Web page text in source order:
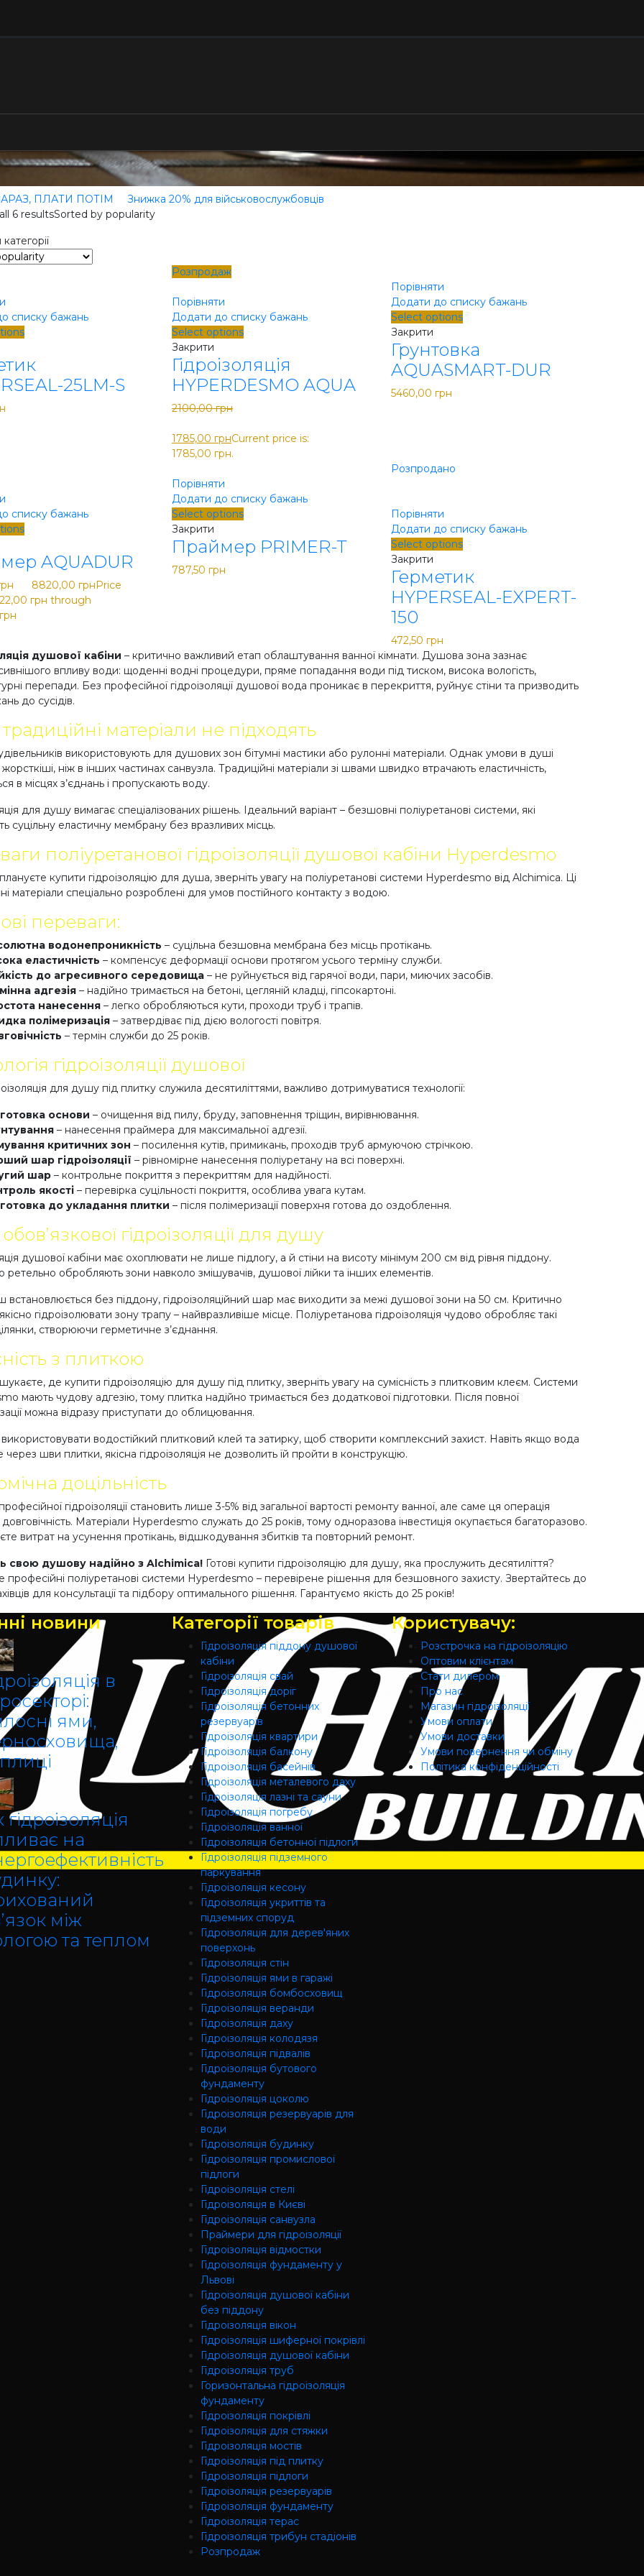
ПЛАТИ ПОТІМ
Знижка 20% для військовослужбовців
6 resultsSorted by popularity
списку бажань
25LM-S
Розпродаж
Порівняти
Додати до списку бажань
Select options
Закрити
Гідроізоляція
HYPERDESMO AQUA
2100,00грн
1785,00 грнCurrent price is:
1785,00 грн.
Порівняти
Додати до списку бажань
Select options
Закрити
Грунтовка
AQUASMART-DUR
5460,00грн
списку бажань
AQUADUR
8820,00 грнPrice
грн through
Порівняти
Додати до списку бажань
Select options
Закрити
Праймер PRIMER-T
787,50 грн
Розпродано
Порівняти
Додати до списку бажань
Select options
Закрити
Герметик
HYPERSEAL-EXPERT-
150
472,50грн
душової кабіни – критично важливий етап облаштування ванної кімнати. Душова зона зазнає
впливу води: щоденні водні процедури, пряме попадання води під тиском, висока вологість,
перепади. Без професійної гідроізоляції душової вода проникає в перекриття, руйнує стіни та призводить
до сусідів.
матеріали не підходять
використовують для душових зон бітумні мастики або рулонні матеріали. Однак умови в душі
ніж в інших частинах санвузла. Традиційні матеріали зі швами швидко втрачають еластичність,
в місцях з’єднань і пропускають воду.
для душу вимагає спеціалізованих рішень. Ідеальний варіант – безшовні поліуретанові системи, які
суцільну еластичну мембрану без вразливих місць.
поліуретанової гідроізоляції душової кабіни Hyperdesmo
купити гідроізоляцію для душа, зверніть увагу на поліуретанові системи Hyperdesmo від Alchimica. Ці
матеріали спеціально розроблені для умов постійного контакту з водою.
переваги:
водонепроникність – суцільна безшовна мембрана без місць протікань.
еластичність – компенсує деформації основи протягом усього терміну служби.
до агресивного середовища– не руйнується від гарячої води, пари, миючих засобів.
адгезія– надійно тримається на бетоні, цегляній кладці, гіпсокартоні.
нанесення– легко обробляються кути, проходи труб і трапів.
полімеризація– затвердіває під дією вологості повітря.
– термін служби до 25 років.
гідроізоляції душової
для душу під плитку служила десятиліттями, важливо дотримуватися технології:
основи – очищення від пилу, бруду, заповнення тріщин, вирівнювання.
– нанесення праймера для максимальної адгезії.
критичних зон – посилення кутів, примикань, проходів труб армуючою стрічкою.
шар гідроізоляції – рівномірне нанесення поліуретану на всі поверхні.
шар– контрольне покриття з перекриттям для надійності.
якості– перевірка суцільності покриття, особлива увага кутам.
до укладання плитки – після полімеризації поверхня готова до оздоблення.
гідроізоляції для душу
душової кабіни має охоплювати не лише підлогу, а й стіни на висоту мінімум 200 см від рівня піддону.
ретельно обробляють зони навколо змішувачів, душової лійки та інших елементів.
без піддону, гідроізоляційний шар має виходити за межі душової зони на 50 см. Критично
гідроізолювати зону трапу – найвразливіше місце. Поліуретанова гідроізоляція чудово обробляє такі
створюючи герметичне з’єднання.
з плиткою
де купити гідроізоляцію для душу під плитку, зверніть увагу на сумісність з плитковим клеєм. Системи
мають чудову адгезію, тому плитка надійно тримається без додаткової підготовки. Після повної
можна відразу приступати до облицювання.
водостійкий плитковий клей та затирку, щоб створити комплексний захист. Навіть якщо вода
шви плитки, якісна гідроізоляція не дозволить їй пройти в конструкцію.
доцільність
гідроізоляції становить лише 3-5% від загальної вартості ремонту ванної, але саме ця операція
Матеріали Hyperdesmo служать до 25 років, тому одноразова інвестиція окупається багаторазово.
витрат на усунення протікань, відшкодування збитків та повторний ремонт.
свою душову надійно з Alchimica! Готові купити гідроізоляцію для душу, яка прослужить десятиліття?
професійні поліуретанові системи Hyperdesmo – перевірене рішення для безшовного захисту. Звертайтесь до
для консультації та підбору оптимального рішення. Гарантуємо якість до 25 років!
новини
в
ями,
гідроізоляція
на
між
та теплом
Категорії товарів
Гідроізоляція піддону душової
кабіни
Гідроізоляція свай
Гідроізоляція доріг
Гідроізоляція бетонних
резервуарів
Гідроізоляція квартири
Гідроізоляція балкону
Гідроізоляція басейнів
Гідроізоляція металевого даху
Гідроізоляція лазні та сауни
Гідроізоляція погребу
Гідроізоляція ванної
Гідроізоляція бетонної підлоги
Гідроізоляція підземного
паркування
Гідроізоляція кесону
Гідроізоляція укриттів та
підземних споруд
Гідроізоляція для дерев'яних
поверхонь
Гідроізоляція стін
Гідроізоляція ями в гаражі
Гідроізоляція бомбосховищ
Гідроізоляція веранди
Гідроізоляція даху
Гідроізоляція колодязя
Гідроізоляція підвалів
Гідроізоляція бутового
фундаменту
Гідроізоляція цоколю
Гідроізоляція резервуарів для
води
Гідроізоляція будинку
Гідроізоляція промислової
підлоги
Гідроізоляція cтелі
Гідроізоляція в Києві
Гідроізоляція санвузла
Праймери для гідроізоляції
Гідроізоляція відмостки
Гідроізоляція фундаменту у
Львові
Гідроізоляція душової кабіни
без піддону
Гідроізоляція вікон
Гідроізоляція шиферної покрівлі
Гідроізоляція душової кабіни
Гідроізоляція труб
Горизонтальна гідроізоляція
фундаменту
Гідроізоляція покрівлі
Гідроізоляція для стяжки
Гідроізоляція мостів
Гідроізоляція під плитку
Гідроізоляція підлоги
Гідроізоляція резервуарів
Гідроізоляція фундаменту
Гідроізоляція терас
Гідроізоляція трибун стадіонів
Розпродаж
Користувачу:
Розстрочка на гідроізоляцію
Оптовим клієнтам
Стати дилером
Про нас
Магазин гідроізоляції
Умови оплати
Умови доставки
Умови повернення чи обміну
Політика конфіденційності